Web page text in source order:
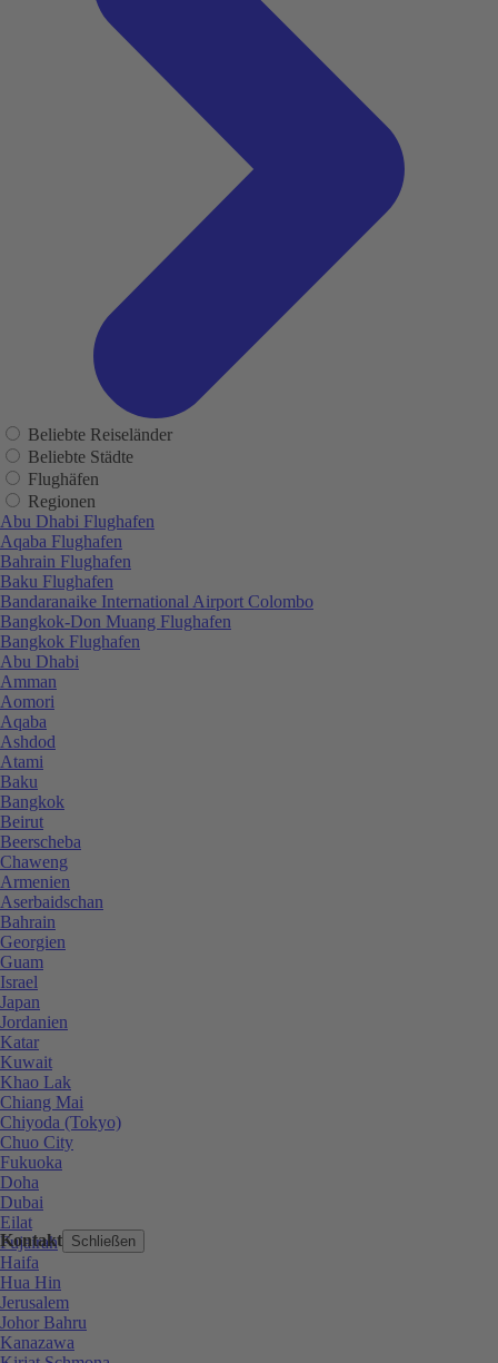
Kontakt Schließen
Beliebte Reiseländer
Beliebte Städte
Flughäfen
Regionen
Abu Dhabi Flughafen
Aqaba Flughafen
Bahrain Flughafen
Baku Flughafen
Bandaranaike International Airport Colombo
Bangkok-Don Muang Flughafen
Bangkok Flughafen
Abu Dhabi
Amman
Aomori
Aqaba
Ashdod
Atami
Baku
Bangkok
Beirut
Beerscheba
Chaweng
Armenien
Aserbaidschan
Bahrain
Georgien
Guam
Israel
Japan
Jordanien
Katar
Kuwait
Khao Lak
Chiang Mai
Chiyoda (Tokyo)
Chuo City
Fukuoka
Doha
Dubai
Eilat
Fujairah
Haifa
Hua Hin
Jerusalem
Johor Bahru
Kanazawa